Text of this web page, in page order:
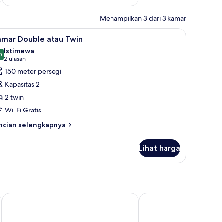
Menampilkan 3 dari 3 kamar
kerja, dan ruang kerja ramah laptopKamar Double atau Twin | Selimut bulu
8 Double atau Twin
dari 10
Istimewa
2 ulasan
(2
ulasan)
150 meter persegi
Kapasitas 2
2 twin
Wi-Fi Gratis
selengkapnya
Lihat harga
C&S Hotel Hotel Maximo